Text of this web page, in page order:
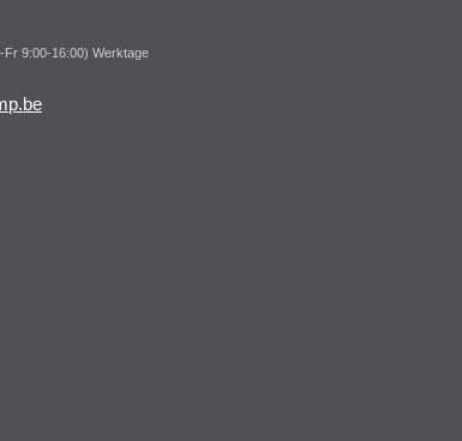
Fr 9:00-16:00) Werktage